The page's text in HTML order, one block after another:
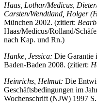
Haas, Lothar/Medicus,
Carsten/Wendtland, Holger
München 2002. (zitiert:
Haas/Medicus/Rolland/
nach Kap. und Rn.)
Hanke, Jessica: Die Garantie
Baden-Baden 2008. (zitiert:
Heinrichs, Helmut: Die
Geschäftsbedingungen im
Wochenschrift (NJW) 1997